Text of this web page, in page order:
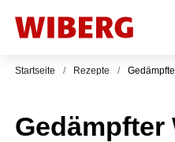
Startseite / Rezepte /
Gedämpfter